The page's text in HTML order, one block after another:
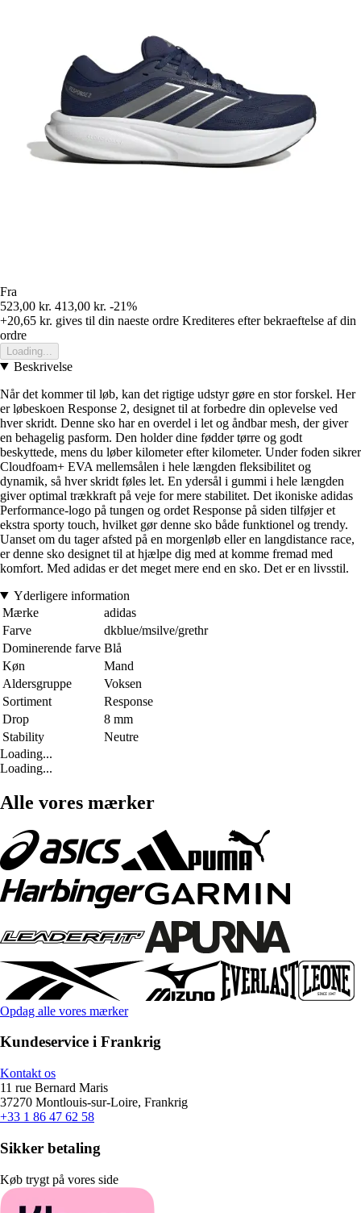
Fra
523,00 kr. 413,00 kr. -21%
+20,65 kr. gives til din naeste ordre Krediteres efter bekraeftelse af din
ordre
Loading...
Beskrivelse
Når det kommer til løb, kan det rigtige udstyr gøre en stor forskel. Her
er løbeskoen Response 2, designet til at forbedre din oplevelse ved
hver skridt. Denne sko har en overdel i let og åndbar mesh, der giver
en behagelig pasform. Den holder dine fødder tørre og godt
beskyttede, mens du løber kilometer efter kilometer. Under foden sikrer
Cloudfoam+ EVA mellemsålen i hele længden fleksibilitet og
dynamik, så hver skridt føles let. En ydersål i gummi i hele længden
giver optimal trækkraft på veje for mere stabilitet. Det ikoniske adidas
Performance-logo på tungen og ordet Response på siden tilføjer et
ekstra sporty touch, hvilket gør denne sko både funktionel og trendy.
Uanset om du tager afsted på en morgenløb eller en langdistance race,
er denne sko designet til at hjælpe dig med at komme fremad med
komfort. Med adidas er det meget mere end en sko. Det er en livsstil.
Yderligere information
Mærke
adidas
Farve
dkblue/msilve/grethr
Dominerende farve Blå
Køn
Mand
Aldersgruppe
Voksen
Sortiment
Response
Drop
8 mm
Stability
Neutre
Loading...
Loading...
Alle vores mærker
Opdag alle vores mærker
Kundeservice i Frankrig
Kontakt os
11 rue Bernard Maris
37270 Montlouis-sur-Loire, Frankrig
+33 1 86 47 62 58
Sikker betaling
Køb trygt på vores side